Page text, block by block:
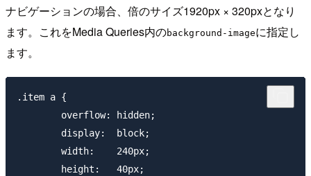
ナビゲーションの場合、倍のサイズ1920px × 320pxとなり
ます。これをMedia Queries内のbackground-imageに指定し
ます。
.item a {
        overflow: hidden;
        display:  block;
        width:    240px;
        height:   40px;